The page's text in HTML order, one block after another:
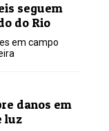
seguem
do Rio
em campo
danos em
luz